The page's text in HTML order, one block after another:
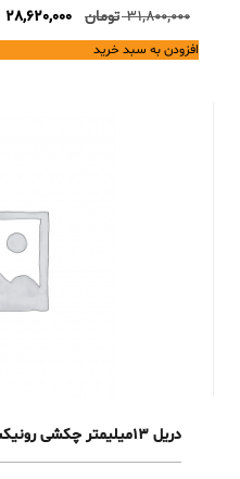
31,800,000 تومان
Original
price
was:
28,620,000
افزودن به سبد خرید
دریل 13میلیمتر چکشی رونیکس مدل 2214